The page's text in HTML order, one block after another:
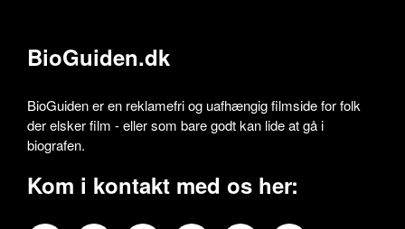
BioGuiden.dk
BioGuiden er en reklamefri og uafhængig filmside for folk
der elsker film - eller som bare godt kan lide at gå i
biografen.
Kom i kontakt med os her: